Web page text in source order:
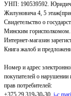
УНП: 190539592.
Жилуновича 4, 5
Свидетельство о
Минским горисполкомом.
Интернет-магазин
Книга жалоб и
Номер и адрес
покупателей о нарушении
прав потребителей: